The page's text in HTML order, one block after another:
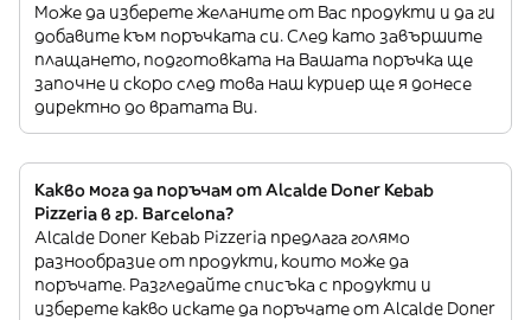
Може да изберете желаните от Вас продукти и да ги
добавите към поръчката си. След като завършите
плащането, подготовката на Вашата поръчка ще
започне и скоро след това наш куриер ще я донесе
директно до вратата Ви.
Какво мога да поръчам от Alcalde Doner Kebab
Pizzeria в гр. Barcelona?
Alcalde Doner Kebab Pizzeria предлага голямо
разнообразие от продукти, които може да
поръчате. Разгледайте списъка с продукти и
изберете какво искате да поръчате от Alcalde Doner